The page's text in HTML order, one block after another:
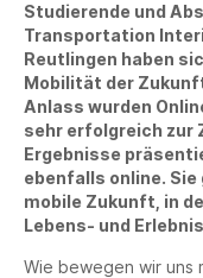
Studierende und
Transportation
Reutlingen haben
Mobilität der
Anlass wurden
sehr erfolgreich zur
Ergebnisse
ebenfalls online. Sie
mobile Zukunft, in
Lebens- und
Wie bewegen wir uns